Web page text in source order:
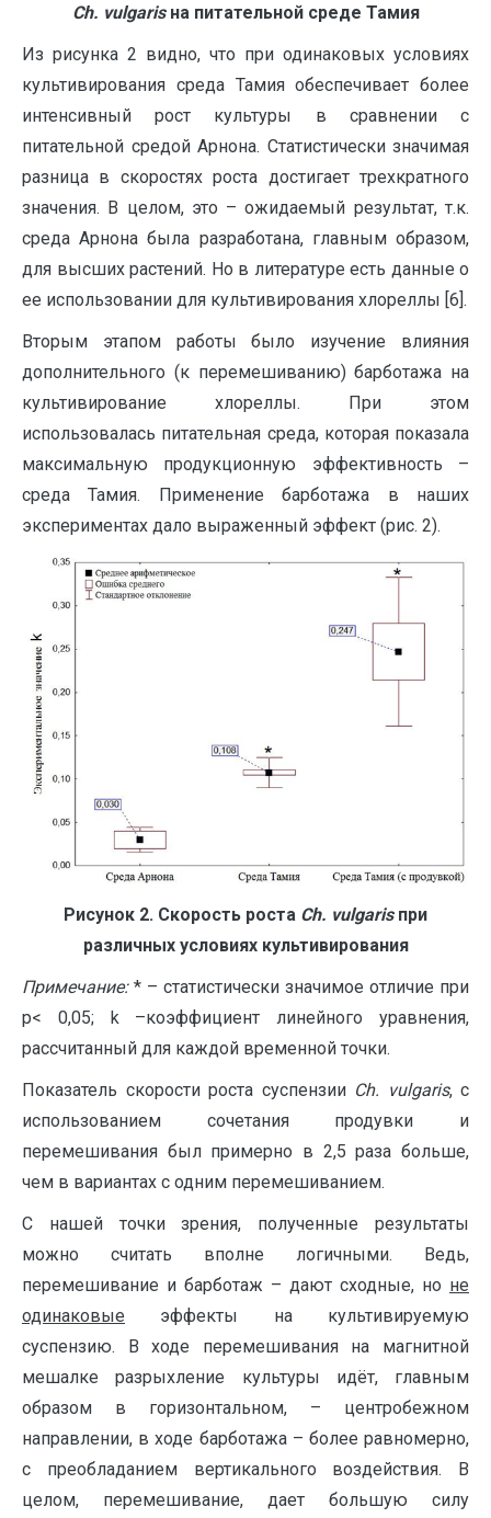
Ch. vulgaris на питательной среде Тамия
Из рисунка 2 видно, что при одинаковых условиях
культивирования среда Тамия обеспечивает более
интенсивный рост культуры в сравнении с
питательной средой Арнона. Статистически значимая
разница в скоростях роста достигает трехкратного
значения. В целом, это – ожидаемый результат, т.к.
среда Арнона была разработана, главным образом,
для высших растений. Но в литературе есть данные о
ее использовании для культивирования хлореллы [6].
Вторым этапом работы было изучение влияния
дополнительного (к перемешиванию) барботажа на
культивирование хлореллы. При этом
использовалась питательная среда, которая показала
максимальную продукционную эффективность –
среда Тамия. Применение барботажа в наших
экспериментах дало выраженный эффект (рис. 2).
Рисунок 2. Скорость роста Ch. vulgaris при
различных условиях культивирования
Примечание:* – статистически значимое отличие при
p< 0,05; k –коэффициент линейного уравнения,
рассчитанный для каждой временной точки.
Показатель скорости роста суспензии Ch. vulgaris, с
использованием сочетания продувки и
перемешивания был примерно в 2,5 раза больше,
чем в вариантах с одним перемешиванием.
С нашей точки зрения, полученные результаты
можно считать вполне логичными. Ведь,
перемешивание и барботаж – дают сходные, но не
одинаковые эффекты на культивируемую
суспензию. В ходе перемешивания на магнитной
мешалке разрыхление культуры идёт, главным
образом в горизонтальном, – центробежном
направлении, в ходе барботажа – более равномерно,
с преобладанием вертикального воздействия. В
целом, перемешивание, дает большую силу